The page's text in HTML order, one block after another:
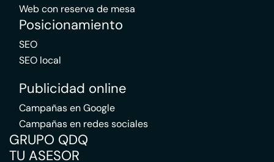
Web con reserva de mesa
Posicionamiento
SEO
SEO local
Publicidad online
Campañas en Google
Campañas en redes sociales
GRUPO QDQ
TU ASESOR